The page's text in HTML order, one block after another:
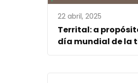
22 abril, 2025
Territal: a
día mundial de la